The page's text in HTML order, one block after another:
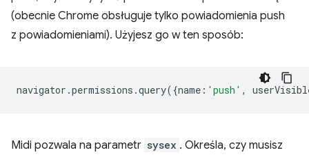
(obecnie Chrome obsługuje tylko powiadomienia push
z powiadomieniami). Użyjesz go w ten sposób:
navigator .permissions .query({name : 'push' ,
Midi pozwala na parametr sysex . Określa, czy musisz